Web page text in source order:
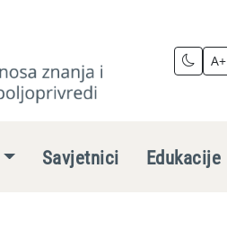
A+
Savjetnici Edukacije